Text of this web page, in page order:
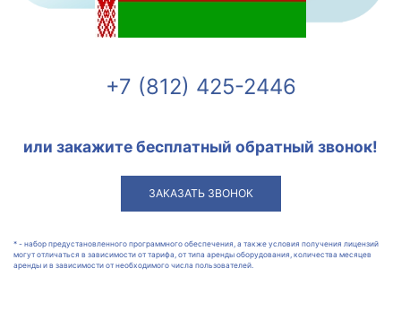
+7 (812) 425-2446
или закажите бесплатный обратный звонок!
ЗАКАЗАТЬ ЗВОНОК
* - набор предустановленного программного обеспечения, а также условия получения лицензий
могут отличаться в зависимости от тарифа, от типа аренды оборудования, количества месяцев
аренды и в зависимости от необходимого числа пользователей.